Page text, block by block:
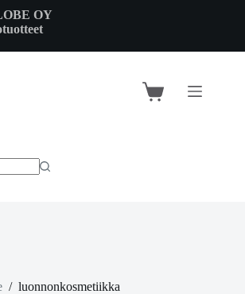
OY
Shopping
/ luonnonkosmetiikka